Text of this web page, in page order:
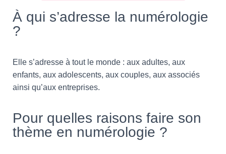
À qui s’adresse la numérologie
?
Elle s’adresse à tout le monde : aux adultes, aux
enfants, aux adolescents, aux couples, aux associés
ainsi qu’aux entreprises.
Pour quelles raisons faire son
thème en numérologie ?